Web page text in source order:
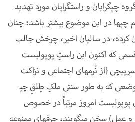
چپ­گرایان و راست­گرایان مورد تهدید
چپ­ها در این موضوع بیشتر باشد: چنان
کرده، در سالیان اخیر، چرخش جالب
که اکنون این راستِ پوپولیست
{از نُرم­های اجتماعی و نزاکت
که به طور سنتی ملکِ طِلقِ چپ­
پوپولیست امروز مرتباً در خصوص
عمل) سخن می­گویند، حرف­های ممنوعه